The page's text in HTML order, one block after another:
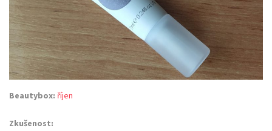
Beautybox: říjen
Zkušenost: